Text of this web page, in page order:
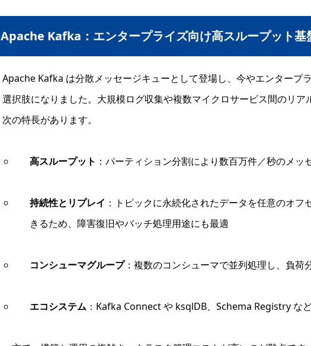
Apache Kafka：エンタープライズ向け高スループット基
Apache Kafka は分散メッセージキューとして登場し、今やエンタープ
選択肢になりました。大規模ログ収集や複数マイクロサービス間のリア
次の特長があります。
高スループット ：パーティション分割により数百万件／秒のメッ
持続性とリプレイ ：トピックに永続化されたデータを任意のオフ
きるため、障害復旧やバッチ処理用途にも最適
コンシューマグループ：複数のコンシューマで並列処理し、負荷
エコシステム：Kafka Connect や ksqlDB、Schema Registry な